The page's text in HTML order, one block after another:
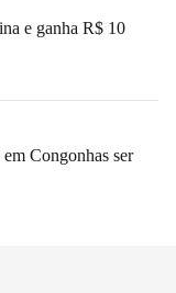
e ganha R$ 10
Congonhas ser